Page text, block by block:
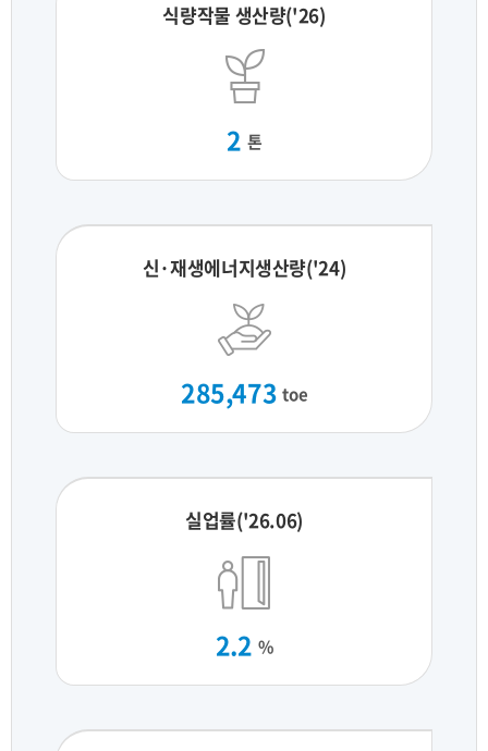
식량작물 생산량('26)
2 톤
신·재생에너지생산량('24)
285,473 toe
실업률('26.06)
2.2 %